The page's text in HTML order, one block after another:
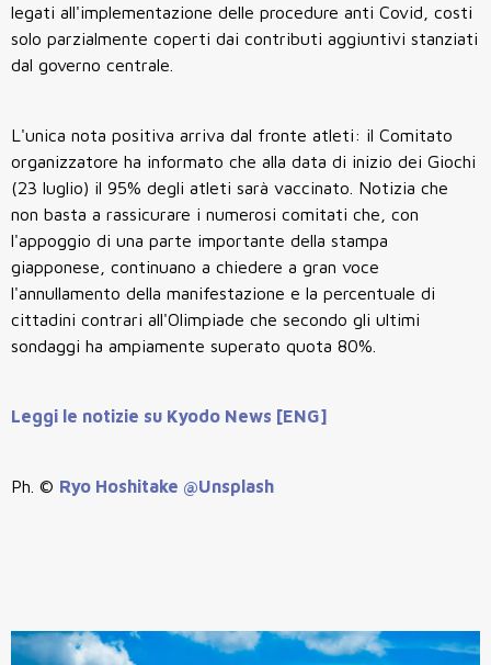
legati all'implementazione delle procedure anti Covid, costi
solo parzialmente coperti dai contributi aggiuntivi stanziati
dal governo centrale.
L'unica nota positiva arriva dal fronte atleti: il Comitato
organizzatore ha informato che alla data di inizio dei Giochi
(23 luglio) il 95% degli atleti sarà vaccinato. Notizia che
non basta a rassicurare i numerosi comitati che, con
l'appoggio di una parte importante della stampa
giapponese, continuano a chiedere a gran voce
l'annullamento della manifestazione e la percentuale di
cittadini contrari all'Olimpiade che secondo gli ultimi
sondaggi ha ampiamente superato quota 80%.
Leggi le notizie su Kyodo News [ENG]
Ph. © Ryo Hoshitake @Unsplash